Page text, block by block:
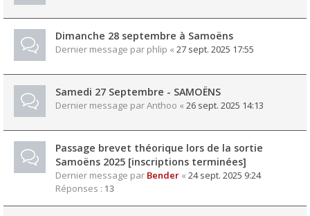
Dimanche 28 septembre à Samoëns
Dernier message par phlip « 27 sept. 2025 17:55
Samedi 27 Septembre - SAMOËNS
Dernier message parAnthoo « 26 sept. 2025 14:13
Passage brevet théorique lors de la sortie
Samoëns 2025 [inscriptions terminées]
Dernier message par Bender « 24 sept. 2025 9:24
Réponses : 13